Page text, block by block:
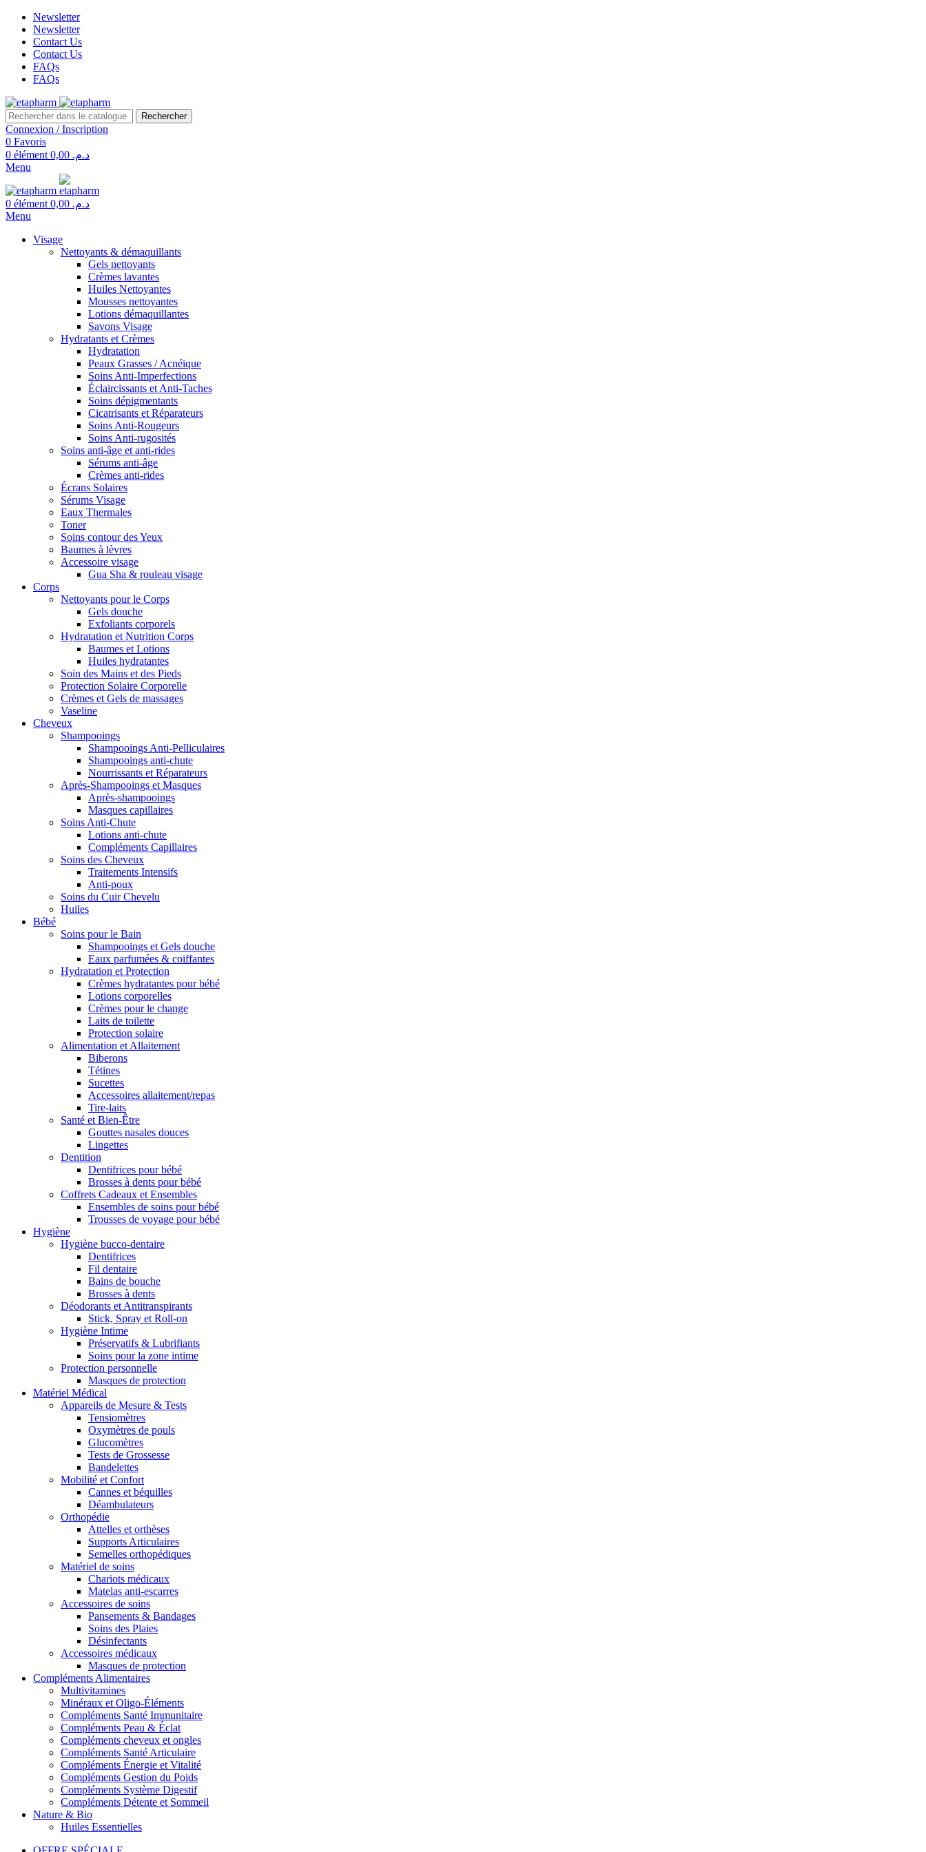
Newsletter
Newsletter
Contact Us
Contact Us
FAQs
FAQs
Rechercher
Connexion / Inscription
0 Favoris
0 élément د.م.
Menu
0 élément د.م.
Menu
Visage
Nettoyants & démaquillants
Gels nettoyants
Crèmes lavantes
Huiles Nettoyantes
Mousses nettoyantes
Lotions démaquillantes
Savons Visage
Hydratants et Crèmes
Hydratation
Peaux Grasses / Acnéique
Soins Anti-Imperfections
Éclaircissants et Anti-Taches
Soins dépigmentants
Cicatrisants et Réparateurs
Soins Anti-Rougeurs
Soins Anti-rugosités
Soins anti-âge et anti-rides
Sérums anti-âge
Crèmes anti-rides
Écrans Solaires
Sérums Visage
Eaux Thermales
Toner
Soins contour des Yeux
Baumes à lèvres
Accessoire visage
Gua Sha & rouleau visage
Corps
Nettoyants pour le Corps
Gels douche
Exfoliants corporels
Hydratation et Nutrition Corps
Baumes et Lotions
Huiles hydratantes
Soin des Mains et des Pieds
Protection Solaire Corporelle
Crèmes et Gels de massages
Vaseline
Cheveux
Shampooings
Shampooings Anti-Pelliculaires
Shampooings anti-chute
Nourrissants et Réparateurs
Après-Shampooings et Masques
Après-shampooings
Masques capillaires
Soins Anti-Chute
Lotions anti-chute
Compléments Capillaires
Soins des Cheveux
Traitements Intensifs
Anti-poux
Soins du Cuir Chevelu
Huiles
Bébé
Soins pour le Bain
Shampooings et Gels douche
Eaux parfumées & coiffantes
Hydratation et Protection
Crèmes hydratantes pour bébé
Lotions corporelles
Crèmes pour le change
Laits de toilette
Protection solaire
Alimentation et Allaitement
Biberons
Tétines
Sucettes
Accessoires allaitement/repas
Tire-laits
Santé et Bien-Être
Gouttes nasales douces
Lingettes
Dentition
Dentifrices pour bébé
Brosses à dents pour bébé
Coffrets Cadeaux et Ensembles
Ensembles de soins pour bébé
Trousses de voyage pour bébé
Hygiène
Hygiène bucco-dentaire
Dentifrices
Fil dentaire
Bains de bouche
Brosses à dents
Déodorants et Antitranspirants
Stick, Spray et Roll-on
Hygiène Intime
Préservatifs & Lubrifiants
Soins pour la zone intime
Protection personnelle
Masques de protection
Matériel Médical
Appareils de Mesure & Tests
Tensiomètres
Oxymètres de pouls
Glucomètres
Tests de Grossesse
Bandelettes
Mobilité et Confort
Cannes et béquilles
Déambulateurs
Orthopédie
Attelles et orthèses
Supports Articulaires
Semelles orthopédiques
Matériel de soins
Chariots médicaux
Matelas anti-escarres
Accessoires de soins
Pansements & Bandages
Soins des Plaies
Désinfectants
Accessoires médicaux
Masques de protection
Compléments Alimentaires
Multivitamines
Minéraux et Oligo-Éléments
Compléments Santé Immunitaire
Compléments Peau & Éclat
Compléments cheveux et ongles
Compléments Santé Articulaire
Compléments Énergie et Vitalité
Compléments Gestion du Poids
Compléments Système Digestif
Compléments Détente et Sommeil
Nature & Bio
Huiles Essentielles